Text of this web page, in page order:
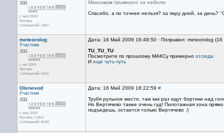
с июл 2003
Москва
Сообщений: 1697
Максимум примерно за неделю
Cпасибо, а по точнее нельзя? за пару дней, за день?
meteorolog
Участник
с окт 2005
Москва
Сообщений: 6001
Дата: 16 Май 2009 16:49:50 · Поправил: meteorolog
TU_TU_TU
Посмотрите по прошлому МАКСу примерно отсюда
И еще чуть-чуть
Olenevod
Участник
с апр 2003
Москва, СЗАО
Сообщений: 8168
Дата: 16 Май 2009 18:22:59 #
Трубя рульное место, там как раз идут бортики над
Но Вертячево также очень гуд! Пилотажная зона
подъедешь, остается только Вертячево :)